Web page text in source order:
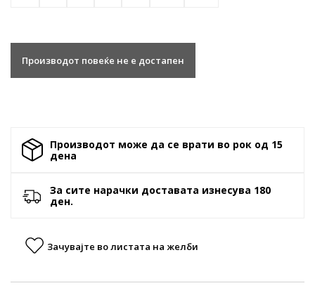
Производот повеќе не е достапен
Производот може да се врати во рок од 15
денa
За сите нарачки доставата изнесува 180
ден.
Зачувајте во листата на желби